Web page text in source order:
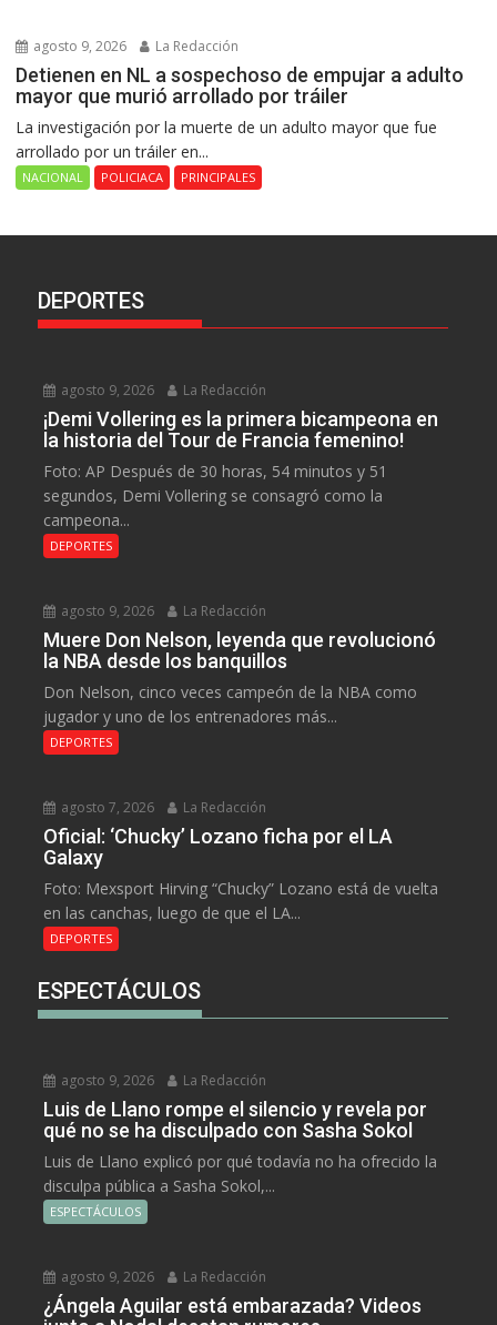
agosto 9, 2026 La Redacción
Detienen en NL a sospechoso de empujar a adulto
mayor que murió arrollado por tráiler
La investigación por la muerte de un adulto mayor que fue
arrollado por un tráiler en...
NACIONAL POLICIACA PRINCIPALES
DEPORTES
agosto 9, 2026 La Redacción
¡Demi Vollering es la primera bicampeona en
la historia del Tour de Francia femenino!
Foto: AP Después de 30 horas, 54 minutos y 51
segundos, Demi Vollering se consagró como la
campeona...
DEPORTES
agosto 9, 2026 La Redacción
Muere Don Nelson, leyenda que revolucionó
la NBA desde los banquillos
Don Nelson, cinco veces campeón de la NBA como
jugador y uno de los entrenadores más...
DEPORTES
agosto 7, 2026 La Redacción
Oficial: ‘Chucky’ Lozano ficha por el LA
Galaxy
Foto: Mexsport Hirving “Chucky” Lozano está de vuelta
en las canchas, luego de que el LA...
DEPORTES
ESPECTÁCULOS
agosto 9, 2026 La Redacción
Luis de Llano rompe el silencio y revela por
qué no se ha disculpado con Sasha Sokol
Luis de Llano explicó por qué todavía no ha ofrecido la
disculpa pública a Sasha Sokol,...
ESPECTÁCULOS
agosto 9, 2026 La Redacción
¿Ángela Aguilar está embarazada? Videos